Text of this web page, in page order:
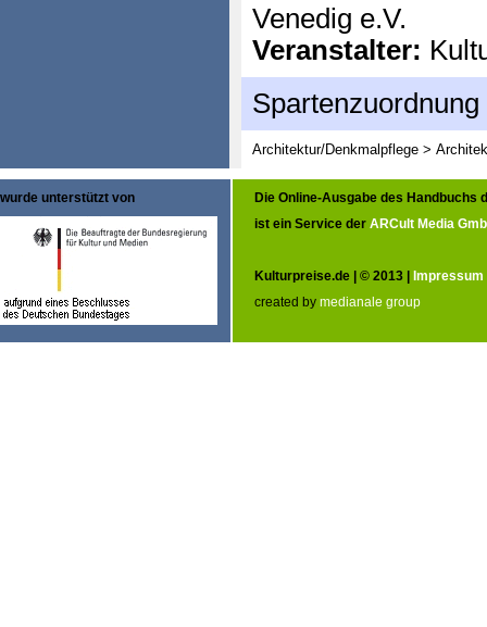
Venedig e.V.
Veranstalter:
Spartenzuordnung
Architektur/Denkmalpflege >
wurde unterstützt von
Die Online-Ausgabe des Handbuchs
ist ein Service der ARCult Media
Kulturpreise.de | © 2013 | Impressum
created by medianale group